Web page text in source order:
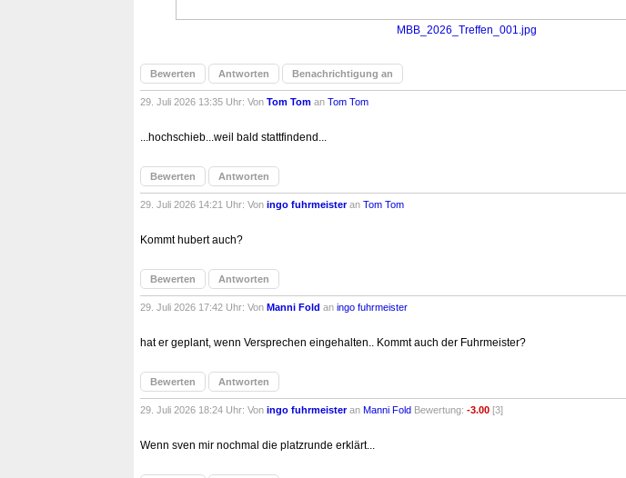
MBB_2026_Treffen_001.jpg
Bewerten Antworten Benachrichtigung an
29. Juli 2026 13:35 Uhr: Von Tom Tom an Tom Tom
...hochschieb...weil bald stattfindend...
Bewerten Antworten
29. Juli 2026 14:21 Uhr: Von ingo fuhrmeisteran Tom Tom
Kommt hubert auch?
Bewerten Antworten
29. Juli 2026 17:42 Uhr: Von Manni Fold an ingo fuhrmeister
hat er geplant, wenn Versprechen eingehalten.. Kommt auch der Fuhrmeister?
Bewerten Antworten
29. Juli 2026 18:24 Uhr: Von ingo fuhrmeisteran Manni Fold Bewertung: -3.00 [3]
Wenn sven mir nochmal die platzrunde erklärt...